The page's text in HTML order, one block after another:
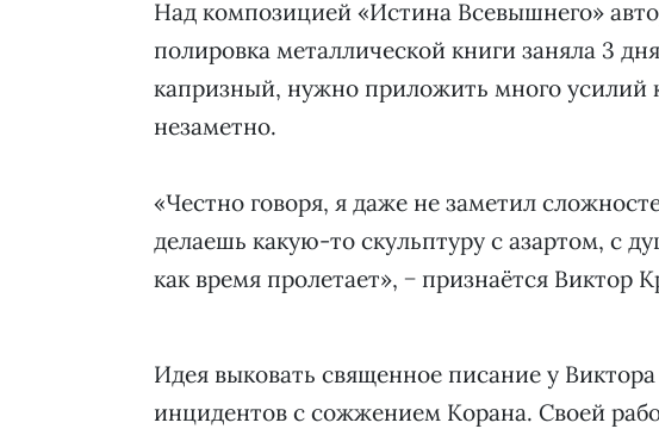
Над композицией «Истина Всевышнего»
полировка металлической книги заняла 3
капризный, нужно приложить много усилий
незаметно.
«Честно говоря, я даже не заметил
делаешь какую-то скульптуру с азартом, с
как время пролетает», − признаётся Виктор
Идея выковать священное писание у
инцидентов с сожжением Корана. Своей